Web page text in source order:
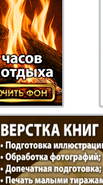
Пражский
телеграф
Районка-
Bremen
Рейнская
Русская